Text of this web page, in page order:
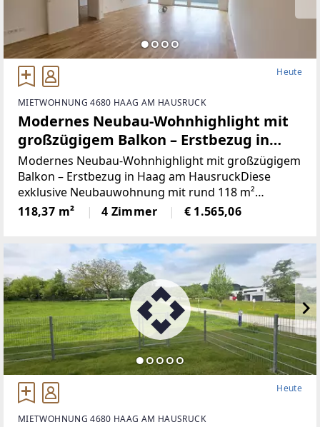
Heute
MIETWOHNUNG 4680 HAAG AM HAUSRUCK
Modernes Neubau-Wohnhighlight mit
großzügigem Balkon – Erstbezug in
Haag am Hausruck
Modernes Neubau-Wohnhighlight mit großzügigem
Balkon – Erstbezug in Haag am HausruckDiese
exklusive Neubauwohnung mit rund 118 m²
Wohnfläche und einem großzügigen Balkon mit
westlicher Ausrichtung vereint stilvolles Wohnen,
118,37 m² 4 Zimmer € 1.565,06
Heute
MIETWOHNUNG 4680 HAAG AM HAUSRUCK